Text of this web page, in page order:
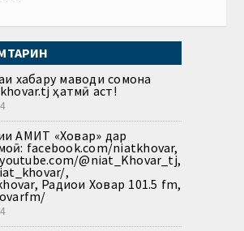
хабару маводи сомона
ҳатмӣ аст!
АМИТ «Ховар» дар
facebook.com/niatkhovar,
@niat_Khovar_tj,
,
Радиои Ховар 101.5 fm,